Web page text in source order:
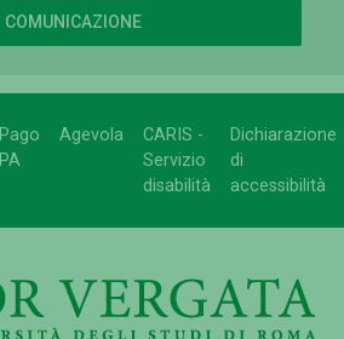
COMUNICAZIONE
Pago
PA
Agevola
CARIS -
Servizio
disabilità
Dichiarazione
di
accessibilità